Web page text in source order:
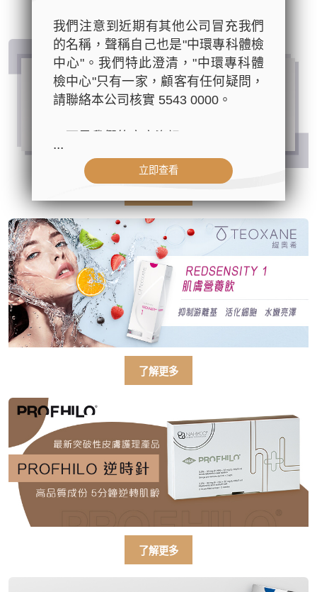
了解更多
了解更多
我們注意到近期有其他公司冒充我們
的名稱，聲稱自己也是"中環專科體檢
中心"。我們特此澄清，"中環專科體
檢中心"只有一家，顧客有任何疑問，
請聯絡本公司核實 5543 0000。
- 公司名稱：中環專科體檢中心（The
Central Health Center）
心42樓4203室（中環港鐵站出口
D1）
- 服務熱線：(852) 3180 9809
- WhatsApp：(852) 5543 0000
- 電子郵箱：
cs@tchc.hk
「中環專科體檢中心」致力為關注健
康人士提供尊尚而優質的體檢服務，
一站式進行全方位檢查。
解，請隨時與我們聯繫。謝謝您的支
持！
祝您健康愉快！
...
立即查看